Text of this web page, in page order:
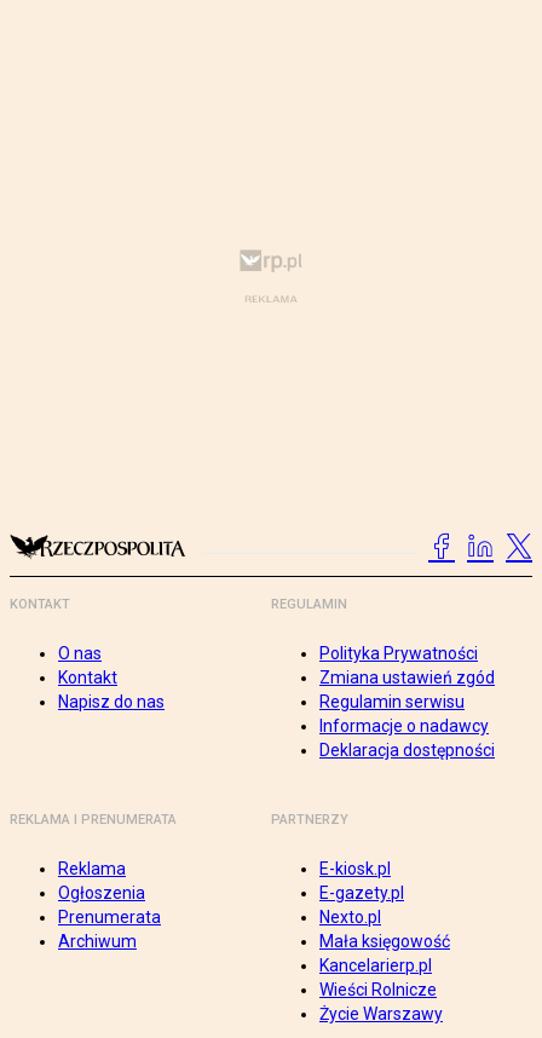
KONTAKT
O nas
Kontakt
Napisz do nas
REGULAMIN
Polityka Prywatności
Zmiana ustawień zgód
Regulamin serwisu
Informacje o nadawcy
Deklaracja dostępności
REKLAMA I PRENUMERATA
Reklama
Ogłoszenia
Prenumerata
Archiwum
PARTNERZY
E-kiosk.pl
E-gazety.pl
Nexto.pl
Mała księgowość
Kancelarierp.pl
Wieści Rolnicze
Życie Warszawy